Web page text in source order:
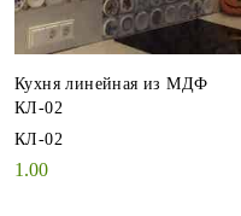
Кухня линейная из МДФ
КЛ-02
КЛ-02
1.00